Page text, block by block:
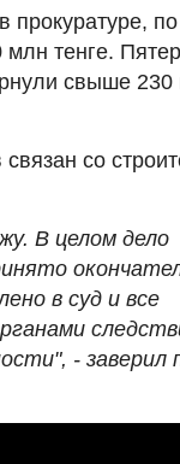
прокуратуре,
тенге.
свыше 230
со
В целом дело
в суд и все
- заверил